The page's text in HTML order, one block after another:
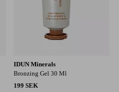
IDUN Minerals
Bronzing Gel 30 Ml
199 SEK